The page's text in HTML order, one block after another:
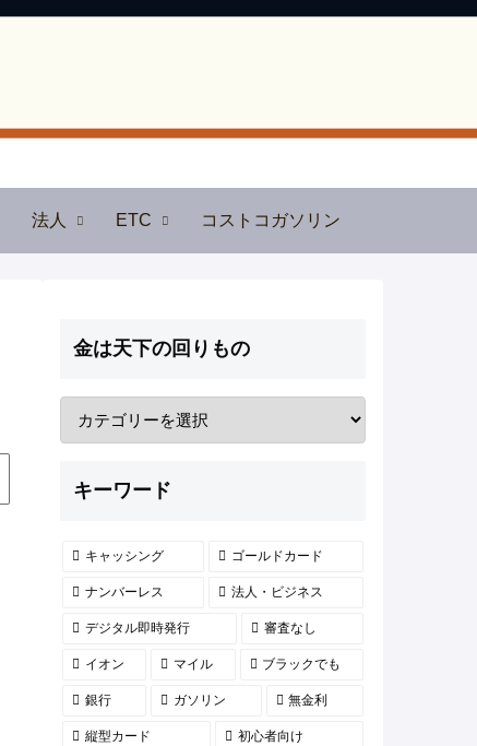
法人 ETC コストコガソリン
金は天下の回りもの
キーワード
キャッシング ゴールドカード
ナンバーレス 法人・ビジネス
デジタル即時発行 審査なし
イオン マイル ブラックでも
銀行 ガソリン 無金利
縦型カード 初心者向け